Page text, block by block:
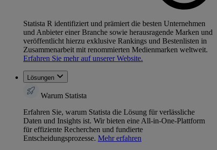
Statista R identifiziert und prämiert die besten Unternehmen
und Anbieter einer Branche sowie herausragende Marken und
veröffentlicht hierzu exklusive Rankings und Bestenlisten in
Zusammenarbeit mit renommierten Medienmarken weltweit.
Erfahren Sie mehr auf unserer Website.
Lösungen
Warum Statista
Erfahren Sie, warum Statista die Lösung für verlässliche
Daten und Insights ist. Wir bieten eine All-in-One-Plattform
für effiziente Recherchen und fundierte
Entscheidungsprozesse. Mehr erfahren